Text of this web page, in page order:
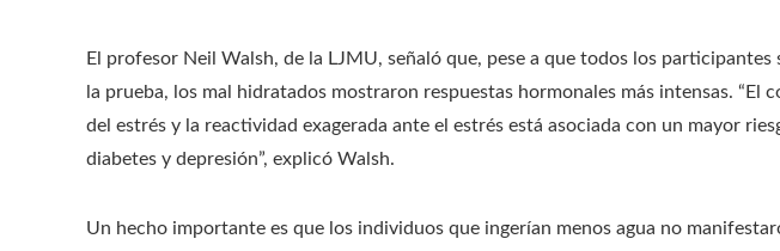
El profesor Neil Walsh, de la LJMU, señaló que, pese a que todos los
la prueba, los mal hidratados mostraron respuestas hormonales más intensas. “El
del estrés y la reactividad exagerada ante el estrés está asociada con un mayor
diabetes y depresión”, explicó Walsh.
Un hecho importante es que los individuos que ingerían menos agua no